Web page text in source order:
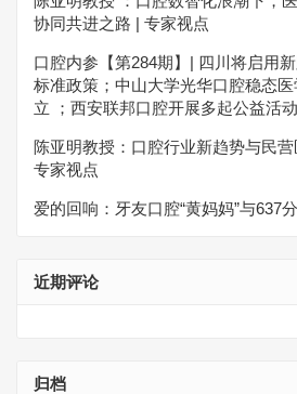
协同共进之路 | 专家视点
口腔内参【第284期】| 四川将启用
标准政策；中山大学光华口腔稳态
立 ；西安联邦口腔开展多起公益活动
陈亚明教授：口腔行业新趋势与民
专家视点
爱的回响：牙友口腔“黄妈妈”与637
近期评论
归档